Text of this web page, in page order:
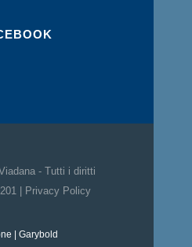
- Tutti i diritti
|
Privacy Policy
| Garybold